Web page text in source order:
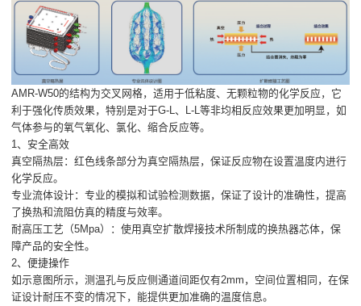
AMR-W50的结构为交叉网格，适用于低粘度、无颗粒物的化学反应，它
利于强化传质效果，特别是对于G-L、L-L等非均相反应效果更加明显，如
气体参与的氧气氧化、氯化、缩合反应等。
1、安全高效
真空隔热层：红色线条部分为真空隔热层，保证反应物在设置温度内进行
化学反应。
专业流体设计：专业的模拟和试验检测数据，保证了设计的准确性，提高
了换热和流阻仿真的精度与效率。
耐高压工艺（5Mpa）：使用真空扩散焊接技术所制成的换热器芯体，保
障产品的安全性。
2、便捷操作
如示意图所示，测温孔与反应侧通道间距仅有2mm，空间位置相同，在保
证设计耐压不变的情况下，能提供更加准确的温度信息。